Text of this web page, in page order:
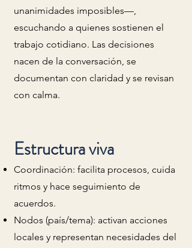
unanimidades imposibles—,
escuchando a quienes sostienen el
trabajo cotidiano. Las decisiones
nacen de la conversación, se
documentan con claridad y se revisan
con calma.
Estructura viva
Coordinación: facilita procesos, cuida
ritmos y hace seguimiento de
acuerdos.
Nodos (país/tema): activan acciones
locales y representan necesidades del